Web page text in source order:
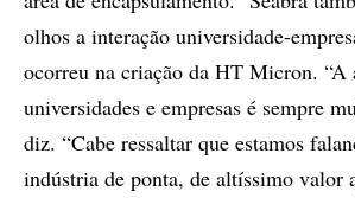
olhos a interação universidade-
ocorreu na criação da HT Micron. “A
universidades e empresas é sempre
diz. “Cabe ressaltar que estamos
indústria de ponta, de altíssimo valor